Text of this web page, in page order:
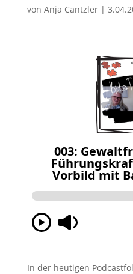
von Anja Cantzler|
In der heutigen